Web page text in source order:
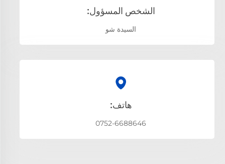
الشخص المسؤول:
السيدة شو
هاتف:
0752-6688646